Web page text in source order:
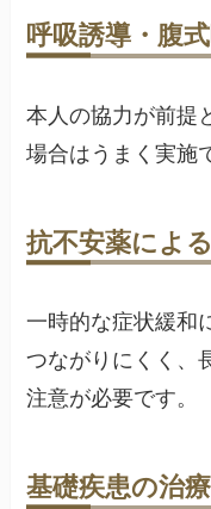
呼吸誘導・腹
本人の協力が前提
場合はうまく実施
抗不安薬によ
一時的な症状緩和
つながりにくく、
注意が必要です。
基礎疾患の治療